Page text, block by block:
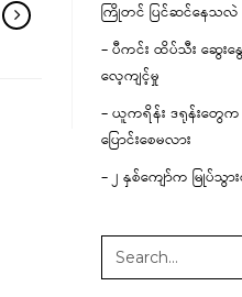
ကြိုတင် ပြင်ဆင်နေသလဲ
– ပီကင်း ထိပ်သီး ဆွေး
လေ့ကျင့်မှု
– ယူကရိန်း ဒရုန်းတွ
ပြောင်းစေမလား
– ၂ နှစ်ကျော်က မြုပ်သွ